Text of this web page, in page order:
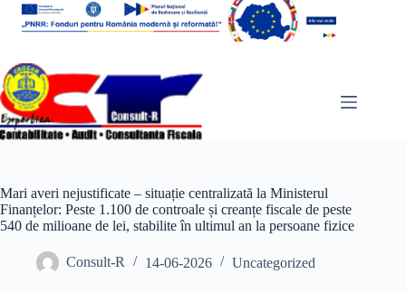
Mari averi nejustificate – situație centralizată la Ministerul
Finanțelor: Peste 1.100 de controale și creanțe fiscale de peste
540 de milioane de lei, stabilite în ultimul an la persoane fizice
Consult-R 14-06-2026 Uncategorized